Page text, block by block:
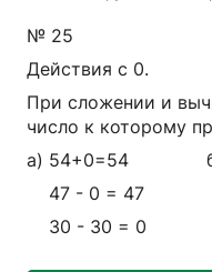
№ 25
Действия с 0.
При сложении и
число к которому
а) 54+0=54 б)
47 - 0 = 47
30 - 30 = 0 9